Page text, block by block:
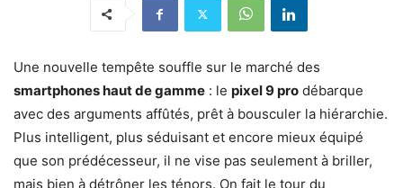
Une nouvelle tempête souffle sur le marché des
smartphones haut de gamme : le pixel 9 pro débarque
avec des arguments affûtés, prêt à bousculer la hiérarchie.
Plus intelligent, plus séduisant et encore mieux équipé
que son prédécesseur, il ne vise pas seulement à briller,
mais bien à détrôner les ténors. On fait le tour du